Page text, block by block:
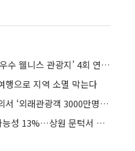
하이원리조트, 한국관광공사 ‘우수 웰니스 관광지’ 4회 연속 선정
행으로 지역 소멸 막는다
한국관광공사, 해외지사장 회의서 ‘외래관광객 3000만명’ 달성 총력
美 클래리티 법안 연내 통과 가능성 13%…상원 문턱서 제동